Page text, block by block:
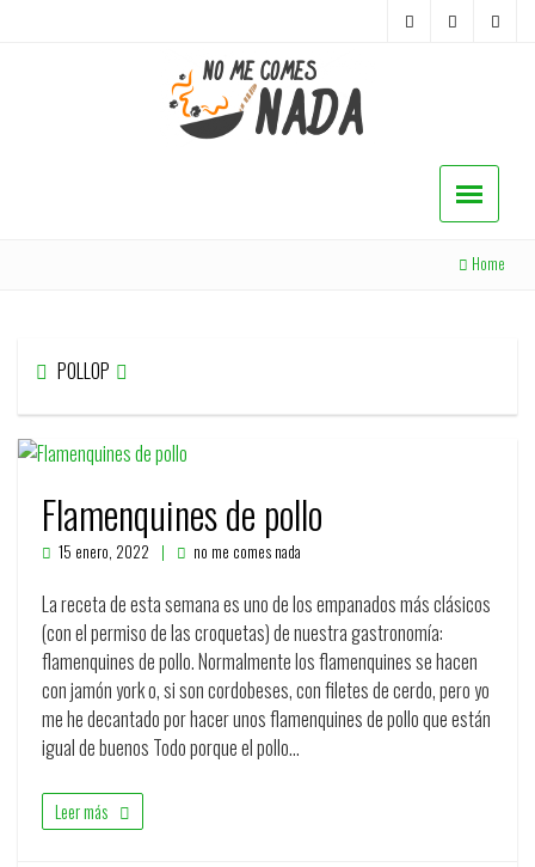
Home
POLLOP
Flamenquines de pollo
15 enero, 2022 no me comes nada
La receta de esta semana es uno de los empanados más clásicos
(con el permiso de las croquetas) de nuestra gastronomía:
flamenquines de pollo. Normalmente los flamenquines se hacen
con jamón york o, si son cordobeses, con filetes de cerdo, pero yo
me he decantado por hacer unos flamenquines de pollo que están
igual de buenos Todo porque el pollo…
Leer más